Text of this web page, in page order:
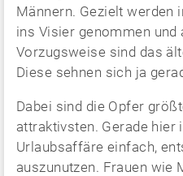
Männern. Gezielt werden
ins Visier genommen und
Vorzugsweise sind das
Diese sehnen sich ja
Dabei sind die Opfer
attraktivsten. Gerade hier
Urlaubsaffäre einfach,
auszunutzen. Frauen wie